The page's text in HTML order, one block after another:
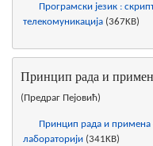
Програмски језик :
телекомуникација (367KB)
Принцип рада и
(Предраг Пејовић)
Принцип рада и примена
лабораторији (341KB)